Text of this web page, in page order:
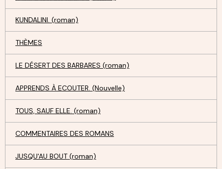
KUNDALINI. (roman)
THÈMES
LE DÉSERT DES BARBARES (roman)
APPRENDS À ECOUTER. (Nouvelle)
TOUS, SAUF ELLE. (roman)
COMMENTAIRES DES ROMANS
JUSQU'AU BOUT (roman)